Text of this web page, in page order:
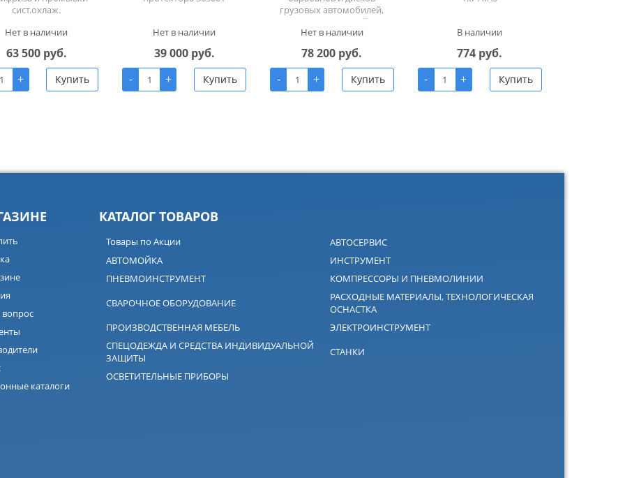
сист.охлаж.
Нет в наличии
63 500 руб.
+ Купить
Нет в наличии
39 000 руб.
-
+ Купить
грузовых автомобилей,
гидравлический
Нет в наличии
78 200 руб.
-
+ Купить
В наличии
774 руб.
-
+ Купить
вопрос
каталоги
КАТАЛОГ ТОВАРОВ
Товары по Акции
АВТОСЕРВИС
АВТОМОЙКА
ИНСТРУМЕНТ
ПНЕВМОИНСТРУМЕНТ
КОМПРЕССОРЫ И ПНЕВМОЛИНИИ
СВАРОЧНОЕ ОБОРУДОВАНИЕ
РАСХОДНЫЕ МАТЕРИАЛЫ, ТЕХНОЛОГИЧЕСКАЯ
ОСНАСТКА
ПРОИЗВОДСТВЕННАЯ МЕБЕЛЬ
ЭЛЕКТРОИНСТРУМЕНТ
СПЕЦОДЕЖДА И СРЕДСТВА ИНДИВИДУАЛЬНОЙ
ЗАЩИТЫ
СТАНКИ
ОСВЕТИТЕЛЬНЫЕ ПРИБОРЫ